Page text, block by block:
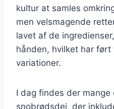
kultur at samles
men velsmagende
lavet af de
hånden, hvilket har ført
variationer.
I dag findes der mange
snobrødsdej, der